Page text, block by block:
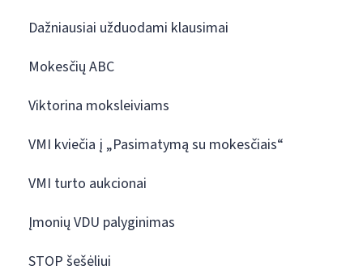
Dažniausiai užduodami klausimai
Mokesčių ABC
Viktorina moksleiviams
VMI kviečia į „Pasimatymą su mokesčiais“
VMI turto aukcionai
Įmonių VDU palyginimas
STOP šešėliui